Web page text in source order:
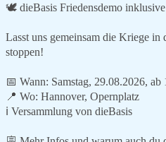
🕊 dieBasis Friedensdemo
Lasst uns gemeinsam die Kriege in
stoppen!
📅 Wann: Samstag, 29.08.2026, ab
📍 Wo: Hannover, Opernplatz
ℹ️ Versammlung von dieBasis